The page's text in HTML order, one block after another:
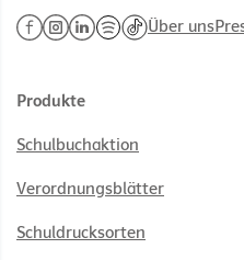
Über uns
Produkte
Schulbuchaktion
Verordnungsblätter
Schuldrucksorten